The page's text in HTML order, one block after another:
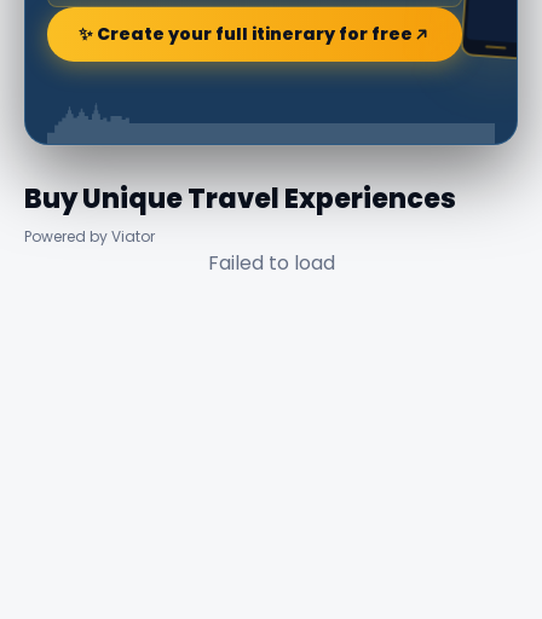
✨ Create your full itinerary for free
Buy Unique Travel Experiences
Powered by Viator
Failed to load